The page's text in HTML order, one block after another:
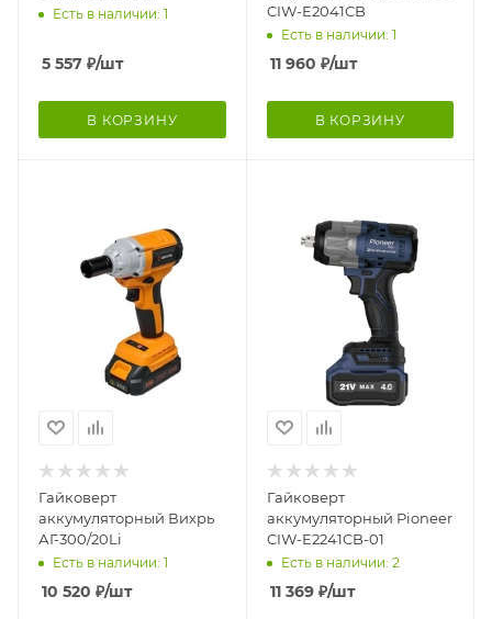
Есть в наличии: 1
5 557 ₽/шт
В КОРЗИНУ
CIW-E2041CB
Есть в наличии: 1
11 960 ₽/шт
В КОРЗИНУ
Гайковерт
аккумуляторный Вихрь
АГ-300/20Li
Есть в наличии: 1
10 520 ₽/шт
Гайковерт
аккумуляторный Pioneer
CIW-E2241CB-01
Есть в наличии: 2
11 369₽/шт